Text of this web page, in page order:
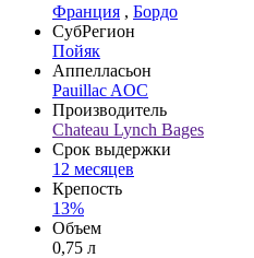
Франция , Бордо
СубРегион
Пойяк
Аппелласьон
Pauillac AOC
Производитель
Chateau Lynch Bages
Срок выдержки
12 месяцев
Крепость
13%
Объем
0,75 л